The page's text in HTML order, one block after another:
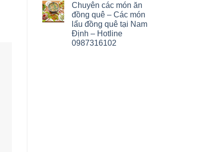
Chuyên các món ăn
đồng quê – Các món
lẩu đồng quê tại Nam
Định – Hotline
0987316102